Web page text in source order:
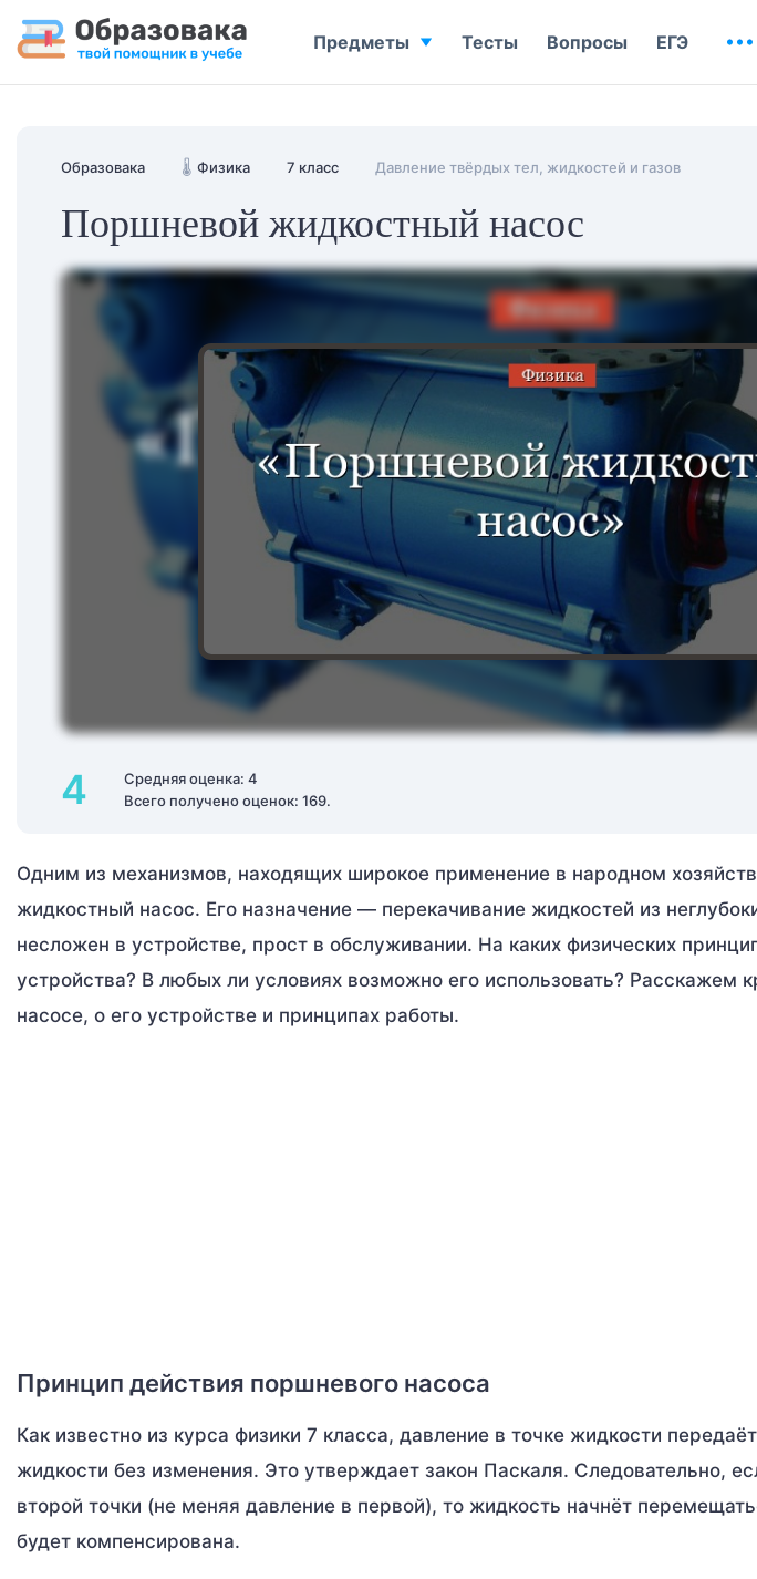
Образовака 🌡️ Физика 7 класс Давление твёрдых тел, жидкостей и газов
Поршневой жидкостный насос
4
Средняя оценка: 4
Всего получено оценок: 169.
Одним из механизмов, находящих широкое применение в народном
жидкостный насос. Его назначение — перекачивание жидкостей из
несложен в устройстве, прост в обслуживании. На каких физических
устройства? В любых ли условиях возможно его использовать? Расскажем
насосе, о его устройстве и принципах работы.
Принцип действия поршневого насоса
Как известно из курса физики 7 класса, давление в точке жидкости
жидкости без изменения. Это утверждает закон Паскаля. Следовательно,
второй точки (не меняя давление в первой), то жидкость начнёт
будет компенсирована.
Предметы Тесты Вопросы ЕГЭ